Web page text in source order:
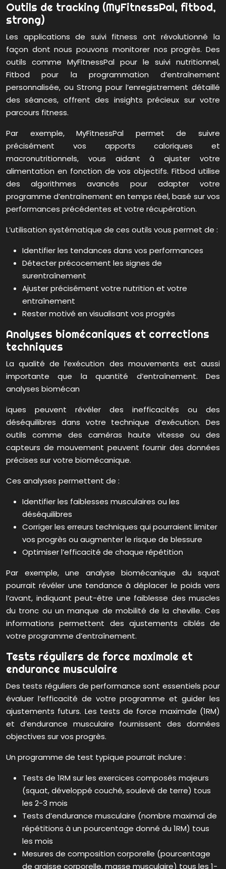
Outils de tracking (MyFitnessPal, fitbod,
strong)
Les applications de suivi fitness ont révolutionné la
façon dont nous pouvons monitorer nos progrès. Des
outils comme MyFitnessPal pour le suivi nutritionnel,
Fitbod pour la programmation d’entraînement
personnalisée, ou Strong pour l’enregistrement détaillé
des séances, offrent des insights précieux sur votre
parcours fitness.
Par exemple, MyFitnessPal permet de suivre
précisément vos apports caloriques et
macronutritionnels, vous aidant à ajuster votre
alimentation en fonction de vos objectifs. Fitbod utilise
des algorithmes avancés pour adapter votre
programme d’entraînement en temps réel, basé sur vos
performances précédentes et votre récupération.
L’utilisation systématique de ces outils vous permet de :
Identifier les tendances dans vos performances
Détecter précocement les signes de
surentraînement
Ajuster précisément votre nutrition et votre
entraînement
Rester motivé en visualisant vos progrès
Analyses biomécaniques et corrections
techniques
La qualité de l’exécution des mouvements est aussi
importante que la quantité d’entraînement. Des
analyses biomécan
iques peuvent révéler des inefficacités ou des
déséquilibres dans votre technique d’exécution. Des
outils comme des caméras haute vitesse ou des
capteurs de mouvement peuvent fournir des données
précises sur votre biomécanique.
Ces analyses permettent de :
Identifier les faiblesses musculaires ou les
déséquilibres
Corriger les erreurs techniques qui pourraient limiter
vos progrès ou augmenter le risque de blessure
Optimiser l’efficacité de chaque répétition
Par exemple, une analyse biomécanique du squat
pourrait révéler une tendance à déplacer le poids vers
l’avant, indiquant peut-être une faiblesse des muscles
du tronc ou un manque de mobilité de la cheville. Ces
informations permettent des ajustements ciblés de
votre programme d’entraînement.
Tests réguliers de force maximale et
endurance musculaire
Des tests réguliers de performance sont essentiels pour
évaluer l’efficacité de votre programme et guider les
ajustements futurs. Les tests de force maximale (1RM)
et d’endurance musculaire fournissent des données
objectives sur vos progrès.
Un programme de test typique pourrait inclure :
Tests de 1RM sur les exercices composés majeurs
(squat, développé couché, soulevé de terre) tous
les 2-3 mois
Tests d’endurance musculaire (nombre maximal de
répétitions à un pourcentage donné du 1RM) tous
les mois
Mesures de composition corporelle (pourcentage
de graisse corporelle, masse musculaire) tous les 1-